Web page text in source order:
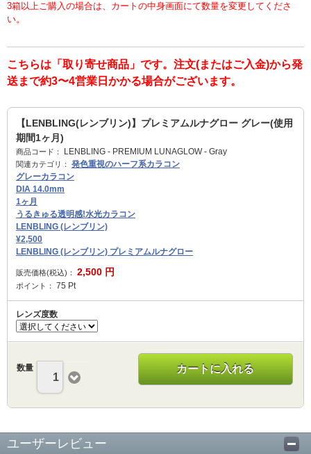
3箱以上ご購入の場合は、カートの中身画面にて数量を変更してくださ
い。
こちらは「取り寄せ商品」です。注文(またはご入金)から発
送まで約3〜4営業日かかる場合がございます。
【LENBLING(レンブリン)】プレミアムルナグロー グレー(使用
期間1ヶ月)
商品コード： LENBLING - PREMIUM LUNAGLOW - Gray
関連カテゴリ：
発色重視のハーフ系カラコン
グレーカラコン
DIA 14.0mm
1ヶ月
うるきゅる透明感!水光カラコン
LENBLING (レンブリン)
¥2,500
LENBLING (レンブリン) プレミアムルナグロー
販売価格(税込)： 2,500 円
ポイント： 75 Pt
レンズ度数
数量
1
カートに入れる
ユーザーレビュー